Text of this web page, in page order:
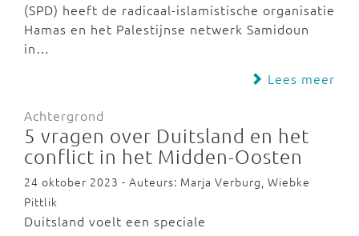
(SPD) heeft de radicaal-islamistische organisatie
Hamas en het Palestijnse netwerk Samidoun
in…
Lees meer
Achtergrond
5 vragen over Duitsland en het
conflict in het Midden-Oosten
24 oktober 2023 - Auteurs: Marja Verburg, Wiebke
Pittlik
Duitsland voelt een speciale